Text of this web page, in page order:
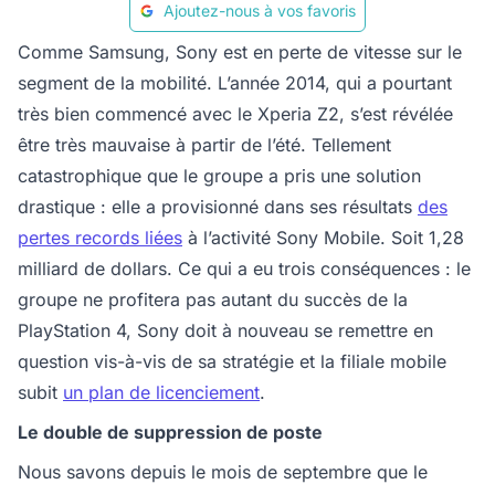
Ajoutez-nous à vos favoris
Comme Samsung, Sony est en perte de vitesse sur le
segment de la mobilité. L’année 2014, qui a pourtant
très bien commencé avec le Xperia Z2, s’est révélée
être très mauvaise à partir de l’été. Tellement
catastrophique que le groupe a pris une solution
drastique : elle a provisionné dans ses résultats des
pertes records liées à l’activité Sony Mobile. Soit 1,28
milliard de dollars. Ce qui a eu trois conséquences : le
groupe ne profitera pas autant du succès de la
PlayStation 4, Sony doit à nouveau se remettre en
question vis-à-vis de sa stratégie et la filiale mobile
subit un plan de licenciement.
Le double de suppression de poste
Nous savons depuis le mois de septembre que le